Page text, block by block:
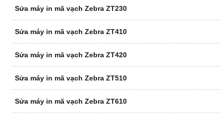
Sửa máy in mã vạch Zebra ZT230
Sửa máy in mã vạch Zebra ZT410
Sửa máy in mã vạch Zebra ZT420
Sửa máy in mã vạch Zebra ZT510
Sửa máy in mã vạch Zebra ZT610